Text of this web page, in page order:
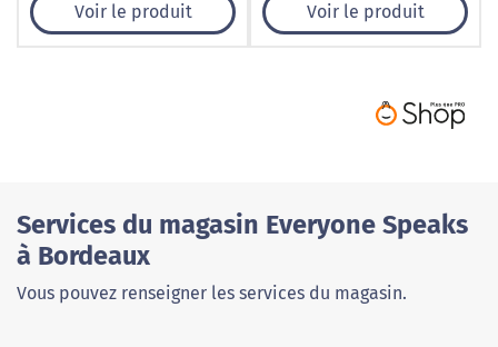
Voir le produit Voir le produit
Services du magasin Everyone Speaks
à Bordeaux
Vous pouvez renseigner les services du magasin.